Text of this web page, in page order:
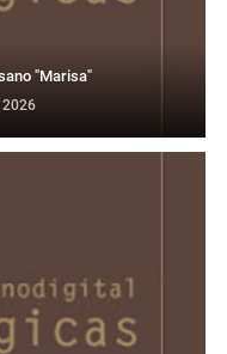
"Marisa"
2026